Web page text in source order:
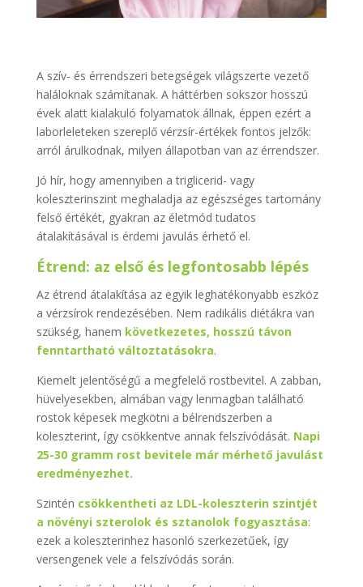
A szív- és érrendszeri betegségek világszerte vezető
haláloknak számítanak. A háttérben sokszor hosszú
évek alatt kialakuló folyamatok állnak, éppen ezért a
laborleleteken szereplő vérzsír-értékek fontos jelzők:
arról árulkodnak, milyen állapotban van az érrendszer.
Jó hír, hogy amennyiben a triglicerid- vagy
koleszterinszint meghaladja az egészséges tartomány
felső értékét, gyakran az életmód tudatos
átalakításával is érdemi javulás érhető el.
Étrend: az első és legfontosabb lépés
Az étrend átalakítása az egyik leghatékonyabb eszköz
a vérzsírok rendezésében. Nem radikális diétákra van
szükség, hanem következetes, hosszú távon
fenntartható változtatásokra.
Kiemelt jelentőségű a megfelelő rostbevitel. A zabban,
hüvelyesekben, almában vagy lenmagban található
rostok képesek megkötni a bélrendszerben a
koleszterint, így csökkentve annak felszívódását. Napi
25-30 gramm rost bevitele már mérhető javulást
eredményezhet.
Szintén csökkentheti az LDL-koleszterin szintjét
a növényi szterolok és sztanolok fogyasztása:
ezek a koleszterinhez hasonló szerkezetűek, így
versengenek vele a felszívódás során.